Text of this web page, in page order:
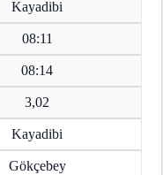
Kayadibi
08:11
08:14
3,02
Kayadibi
Gökçebey